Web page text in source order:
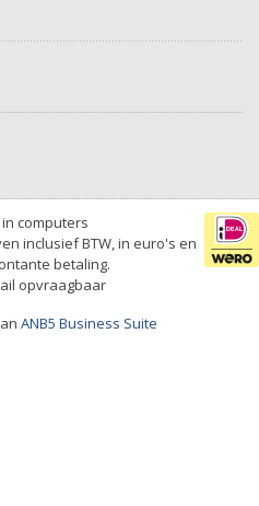
computers
inclusief BTW, in euro's en
betaling.
opvraagbaar
ANB5 Business Suite